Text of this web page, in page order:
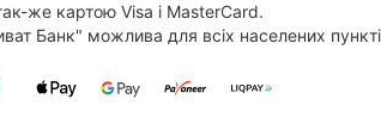
же картою Visa і MasterCard.
Банк" можлива для всіх населених